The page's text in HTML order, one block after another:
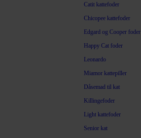
Catit kattefoder
Chicopee kattefoder
Edgard og Cooper foder
Happy Cat foder
Leonardo
Miamor kattepiller
Dåsemad til kat
Killingefoder
Light kattefoder
Senior kat